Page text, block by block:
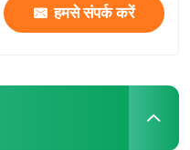
हमसे संपर्क करें